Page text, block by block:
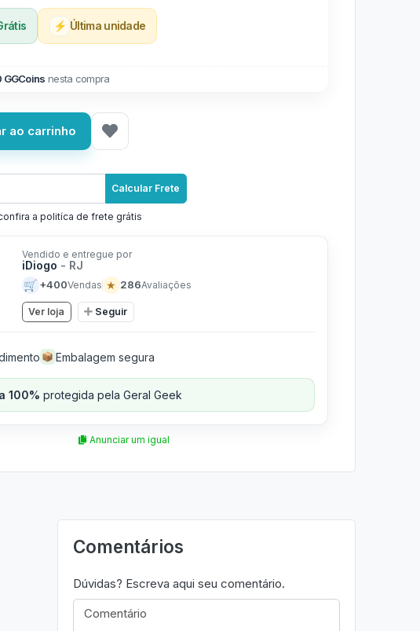
⚡ Última unidade
GGCoins nesta compra
ao carrinho
Calcular Frete
a politíca de frete grátis
Vendido e entregue por
iDiogo - RJ
🛒 +400Vendas ★ 286Avaliações
Ver loja Seguir
📦 Embalagem segura
100% protegida pela Geral Geek
Anunciar um igual
Comentários
Dúvidas? Escreva aqui seu comentário.